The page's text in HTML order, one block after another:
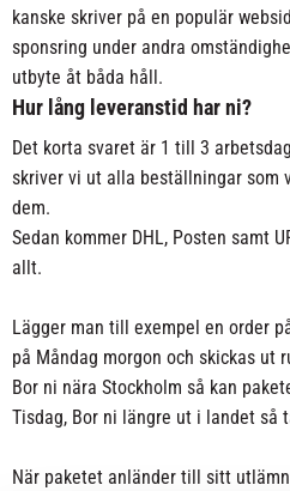
kanske skriver på en populär
sponsring under andra
utbyte åt båda håll.
Hur lång leveranstid har ni?
Det korta svaret är 1 till 3
skriver vi ut alla beställningar som
dem.
Sedan kommer DHL, Posten samt
allt.
Lägger man till exempel en order
på Måndag morgon och skickas ut
Bor ni nära Stockholm så kan
Tisdag, Bor ni längre ut i landet så
När paketet anländer till sitt